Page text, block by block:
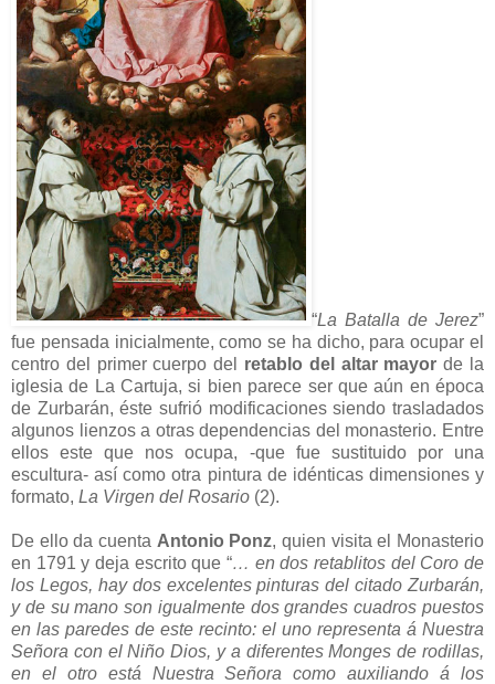
“La Batalla de Jerez”
fue pensada inicialmente, como se ha dicho, para ocupar el
centro del primer cuerpo del retablo del altar mayor de la
iglesia de La Cartuja, si bien parece ser que aún en época
de Zurbarán, éste sufrió modificaciones siendo trasladados
algunos lienzos a otras dependencias del monasterio. Entre
ellos este que nos ocupa, -que fue sustituido por una
escultura- así como otra pintura de idénticas dimensiones y
formato, La Virgen del Rosario (2).
De ello da cuenta Antonio Ponz, quien visita el Monasterio
en 1791 y deja escrito que “… en dos retablitos del Coro de
los Legos, hay dos excelentes pinturas del citado Zurbarán,
y de su mano son igualmente dos grandes cuadros puestos
en las paredes de este recinto: el uno representa á Nuestra
Señora con el Niño Dios, y a diferentes Monges de rodillas,
en el otro está Nuestra Señora como auxiliando á los